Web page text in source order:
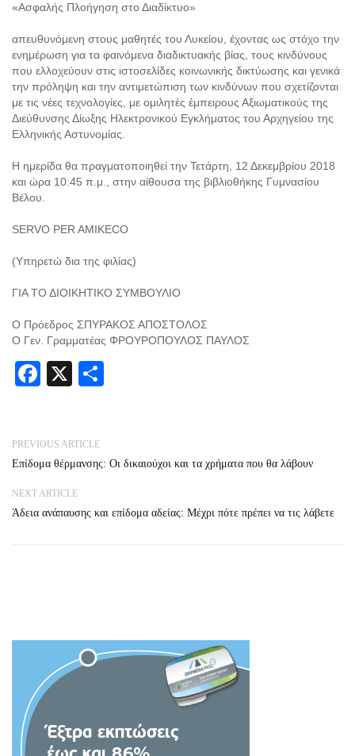
«Ασφαλής Πλοήγηση στο Διαδίκτυο»
απευθυνόμενη στους μαθητές του Λυκείου, έχοντας ως στόχο την
ενημέρωση για τα φαινόμενα διαδικτυακής βίας, τους κινδύνους
που ελλοχεύουν στις ιστοσελίδες κοινωνικής δικτύωσης και γενικά
την πρόληψη και την αντιμετώπιση των κινδύνων που σχετίζονται
με τις νέες τεχνολογίες, με ομιλητές έμπειρους Αξιωματικούς της
Διεύθυνσης Δίωξης Ηλεκτρονικού Εγκλήματος του Αρχηγείου της
Ελληνικής Αστυνομίας.
Η ημερίδα θα πραγματοποιηθεί την Τετάρτη, 12 Δεκεμβρίου 2018
και ώρα 10:45 π.μ., στην αίθουσα της βιβλιοθήκης Γυμνασίου
Βέλου.
SERVO PER AMIKECO
(Υπηρετώ δια της φιλίας)
ΓΙΑ ΤΟ ΔΙΟΙΚΗΤΙΚΟ ΣΥΜΒΟΥΛΙΟ
Ο Πρόεδρος ΣΠΥΡΑΚΟΣ ΑΠΟΣΤΟΛΟΣ
Ο Γεν. Γραμματέας ΦΡΟΥΡΟΠΟΥΛΟΣ ΠΑΥΛΟΣ
Facebook
X
PREVIOUS ARTICLE
Επίδομα θέρμανσης: Οι δικαιούχοι και τα χρήματα που θα λάβουν
NEXT ARTICLE
Άδεια ανάπαυσης και επίδομα αδείας: Μέχρι πότε πρέπει να τις λάβετε